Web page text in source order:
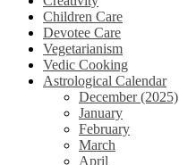
Children Care
Devotee Care
Vegetarianism
Vedic Cooking
Astrological Calendar
December (2025)
January
February
March
April